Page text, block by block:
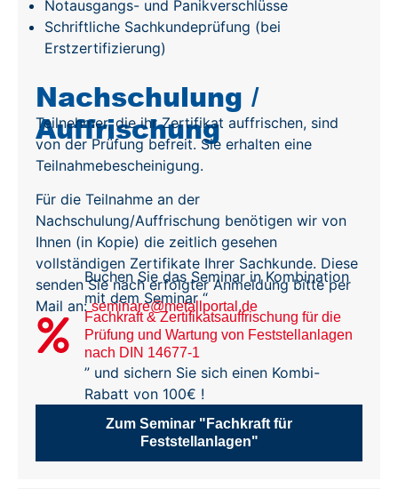
Notausgangs- und Panikverschlüsse
Schriftliche Sachkundeprüfung (bei
Erstzertifizierung)
Nachschulung /
Auffrischung
Teilnehmer, die ihr Zertifikat auffrischen, sind
von der Prüfung befreit. Sie erhalten eine
Teilnahmebescheinigung.
Für die Teilnahme an der
Nachschulung/Auffrischung benötigen wir von
Ihnen (in Kopie) die zeitlich gesehen
vollständigen Zertifikate Ihrer Sachkunde. Diese
senden Sie nach erfolgter Anmeldung bitte per
Mail an:seminare@metallportal.de
Buchen Sie das Seminar in Kombination
mit dem Seminar“
Fachkraft & Zertifikatsauffrischung für die
Prüfung und Wartung von Feststellanlagen
nach DIN 14677-1
” und sichern Sie sich einen Kombi-
Rabatt von 100€ !
Zum Seminar "Fachkraft für
Feststellanlagen"